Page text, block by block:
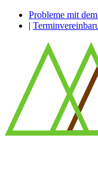
Probleme mit
|